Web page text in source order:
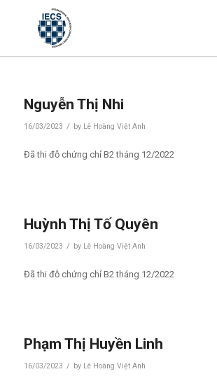
Nguyễn Thị Nhi
16/03/2023 / by Lê Hoàng Việt Anh
Đã thi đỗ chứng chỉ B2 tháng 12/2022
Huỳnh Thị Tố Quyên
16/03/2023 / by Lê Hoàng Việt Anh
Đã thi đỗ chứng chỉ B2 tháng 12/2022
Phạm Thị Huyền Linh
16/03/2023 / by Lê Hoàng Việt Anh